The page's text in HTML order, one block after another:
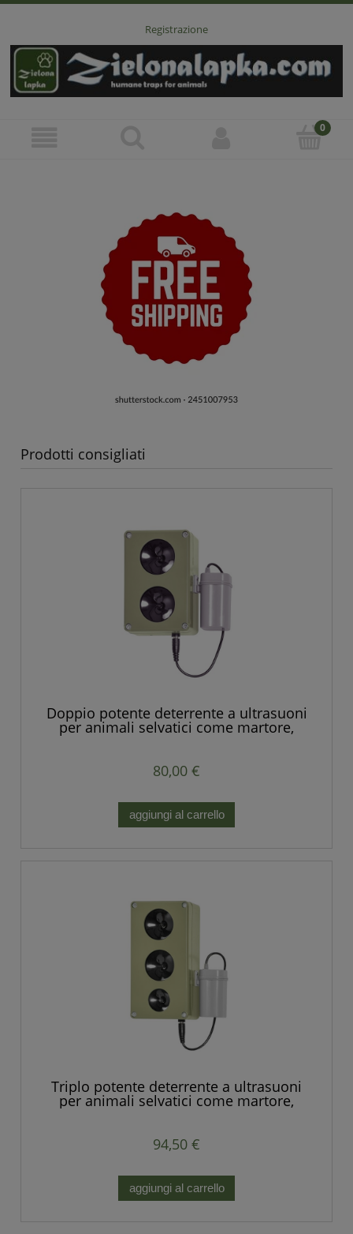
Registrazione
Prodotti consigliati
Doppio potente deterrente a ultrasuoni
per animali selvatici come martore,
80,00 €
aggiungi al carrello
Triplo potente deterrente a ultrasuoni
per animali selvatici come martore,
94,50 €
aggiungi al carrello